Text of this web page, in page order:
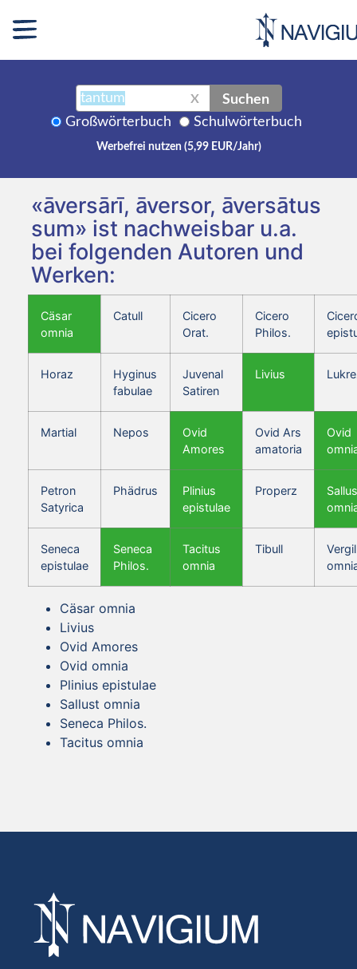
X Suchen
Großwörterbuch Schulwörterbuch
Werbefrei nutzen (5,99 EUR/Jahr)
«āversārī, āversor, āversātus
sum» ist nachweisbar u.a.
bei folgenden Autoren und
Werken:
Cäsar
omnia
Catull
Cicero
Orat.
Cicero
Philos.
Horaz
Hyginus
fabulae
Juvenal
Satiren
Livius
Martial Nepos
Ovid
Amores
Ovid Ars
amatoria
Ovid
Petron
Satyrica
Phädrus
Plinius
epistulae
Properz
Seneca
epistulae
Seneca
Philos.
Tacitus
omnia
Tibull
Vergil
Cäsar omnia
Livius
Ovid Amores
Ovid omnia
Plinius epistulae
Sallust omnia
Seneca Philos.
Tacitus omnia